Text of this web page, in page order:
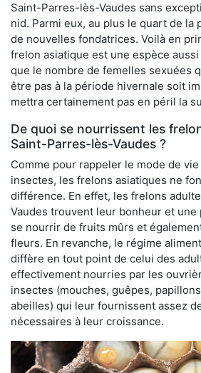
Saint-Parres-lès-Vaudes sans
nid. Parmi eux, au plus le quart de la
de nouvelles fondatrices. Voilà en
frelon asiatique est une espèce
que le nombre de femelles sexuées
être pas à la période hivernale soit
mettra certainement pas en péril la
De quoi se nourrissent les
Saint-Parres-lès-Vaudes ?
Comme pour rappeler le mode de
insectes, les frelons asiatiques ne
différence. En effet, les frelons
Vaudes trouvent leur bonheur et
se nourrir de fruits mûrs et
fleurs. En revanche, le régime
diffère en tout point de celui des
effectivement nourries par les
insectes (mouches, guêpes,
abeilles) qui leur fournissent assez
nécessaires à leur croissance.